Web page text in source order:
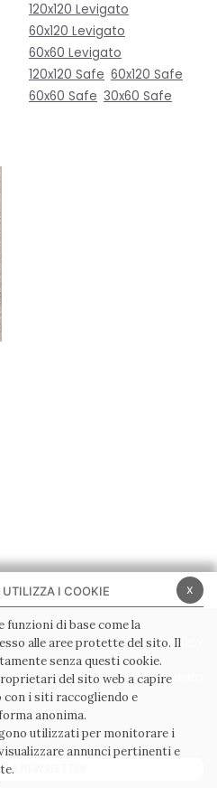
120x120 Levigato
60x120 Levigato
60x60 Levigato
120x120 Safe 60x120 Safe
60x60 Safe 30x60 Safe
COOKIE POLICY
WHISTLEBLOWING
NEWSLETTER
x
UTILIZZA I COOKIE
funzioni di base come la
alle aree protette del sito. Il
senza questi cookie.
del sito web a capire
i siti raccogliendo e
anonima.
utilizzati per monitorare i
annunci pertinenti e